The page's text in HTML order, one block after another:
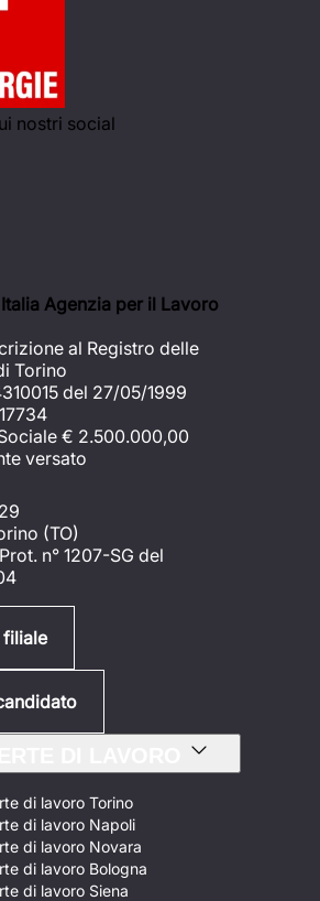
nostri social
Agenzia per il Lavoro
al Registro delle
Torino
del 27/05/1999
€ 2.500.000,00
versato
(TO)
n° 1207-SG del
filiale
di lavoro Torino
di lavoro Napoli
di lavoro Novara
di lavoro Bologna
di lavoro Siena